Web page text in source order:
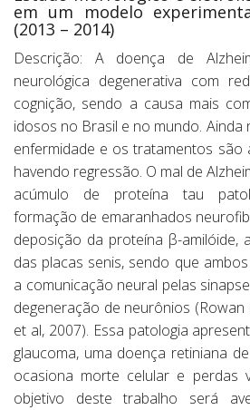
em um modelo
(2013 – 2014)
Descrição: A doença de
neurológica degenerativa com
cognição, sendo a causa mais
idosos no Brasil e no mundo. Ainda
enfermidade e os tratamentos são
havendo regressão. O mal de
acúmulo de proteína tau
formação de emaranhados
deposição da proteína β-amilóide,
das placas senis, sendo que
a comunicação neural pelas
degeneração de neurônios (Rowan
et al, 2007). Essa patologia
glaucoma, uma doença retiniana
ocasiona morte celular e perdas
objetivo deste trabalho será